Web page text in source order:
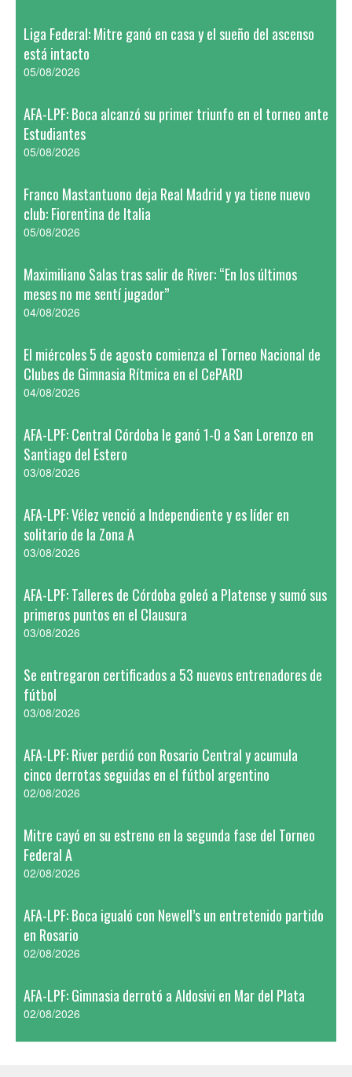
Liga Federal: Mitre ganó en casa y el sueño del ascenso
está intacto
05/08/2026
AFA-LPF: Boca alcanzó su primer triunfo en el torneo ante
Estudiantes
05/08/2026
Franco Mastantuono deja Real Madrid y ya tiene nuevo
club: Fiorentina de Italia
05/08/2026
Maximiliano Salas tras salir de River: “En los últimos
meses no me sentí jugador”
04/08/2026
El miércoles 5 de agosto comienza el Torneo Nacional de
Clubes de Gimnasia Rítmica en el CePARD
04/08/2026
AFA-LPF: Central Córdoba le ganó 1-0 a San Lorenzo en
Santiago del Estero
03/08/2026
AFA-LPF: Vélez venció a Independiente y es líder en
solitario de la Zona A
03/08/2026
AFA-LPF: Talleres de Córdoba goleó a Platense y sumó sus
primeros puntos en el Clausura
03/08/2026
Se entregaron certificados a 53 nuevos entrenadores de
fútbol
03/08/2026
AFA-LPF: River perdió con Rosario Central y acumula
cinco derrotas seguidas en el fútbol argentino
02/08/2026
Mitre cayó en su estreno en la segunda fase del Torneo
Federal A
02/08/2026
AFA-LPF: Boca igualó con Newell’s un entretenido partido
en Rosario
02/08/2026
AFA-LPF: Gimnasia derrotó a Aldosivi en Mar del Plata
02/08/2026